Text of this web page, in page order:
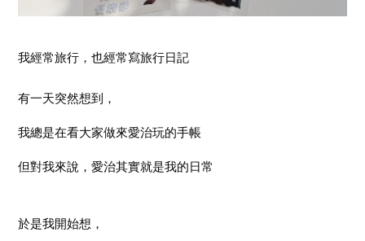
我經常旅行，也經常寫旅行日記
有一天突然想到，
我總是在看大家做來愛治玩的手帳
但對我來說，愛治其實就是我的日常
於是我開始想，